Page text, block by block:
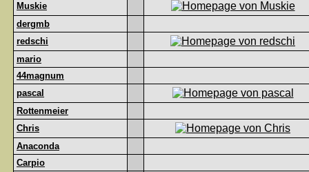
Muskie
dergmb
redschi
mario
44magnum
pascal
Rottenmeier
Chris
Anaconda
Carpio